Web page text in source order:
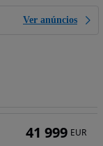
Ver anúncios
41 999 EUR